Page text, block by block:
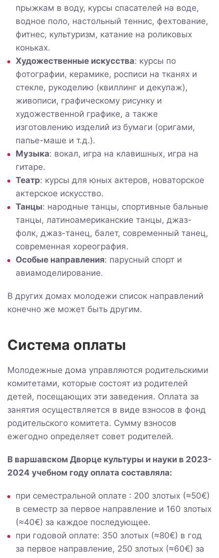
прыжкам в воду, курсы спасателей на воде,
водное поло, настольный теннис, фехтование,
фитнес, культуризм, катание на роликовых
коньках.
Художественные искусства: курсы по
фотографии, керамике, росписи на тканях и
стекле, рукоделию (квиллинг и декупаж),
живописи, графическому рисунку и
художественной графике, а также
изготовлению изделий из бумаги (оригами,
папье-маше и т.д.).
Музыка: вокал, игра на клавишных, игра на
гитаре.
Театр: курсы для юных актеров, новаторское
актерское искусство.
Танцы: народные танцы, спортивные бальные
танцы, латиноамериканские танцы, джаз-
фолк, джаз-танец, балет, современный танец,
современная хореография.
Особые направления: парусный спорт и
авиамоделирование.
В других домах молодежи список направлений
конечно же может быть другим.
Система оплаты
Молодежные дома управляются родительскими
комитетами, которые состоят из родителей
детей, посещающих эти заведения. Оплата за
занятия осуществляется в виде взносов в фонд
родительского комитета. Сумму взносов
ежегодно определяет совет родителей.
В варшавском Дворце культуры и науки в 2023-
2024 учебном году оплата составляла:
при семестральной оплате : 200 злотых (≈50€)
в семестр за первое направление и 160 злотых
(≈40€) за каждое последующее.
при годовой оплате: 350 злотых (≈80€) в год
за первое направление, 250 злотых (≈60€) за